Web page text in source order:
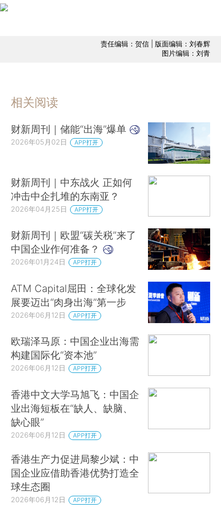
责任编辑：贺信 | 版面编辑：刘春辉
图片编辑：刘青
相关阅读
财新周刊｜储能“出海”爆单
2026年05月02日 APP打开
财新周刊｜中东战火 正如何
冲击中企扎堆的东南亚？
2026年04月25日 APP打开
财新周刊｜欧盟“碳关税”来了
中国企业作何准备？
2026年01月24日 APP打开
ATM Capital屈田：全球化发
展要迈出“肉身出海”第一步
2026年06月12日 APP打开
欧瑞泽马原：中国企业出海需
构建国际化“资本池”
2026年06月12日 APP打开
香港中文大学马旭飞：中国企
业出海短板在“缺人、缺脑、
缺心眼”
2026年06月12日 APP打开
香港生产力促进局黎少斌：中
国企业应借助香港优势打造全
球生态圈
2026年06月12日 APP打开